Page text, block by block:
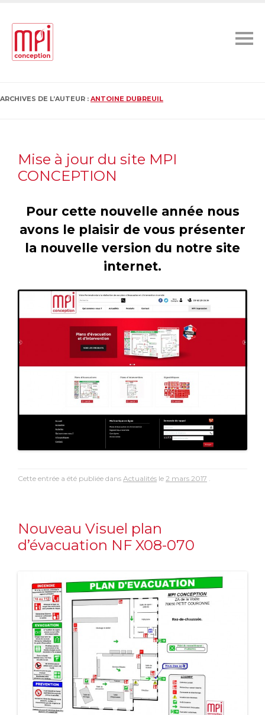
ARCHIVES DE L’AUTEUR : ANTOINE DUBREUIL
Mise à jour du site MPI
CONCEPTION
Pour cette nouvelle année nous
avons le plaisir de vous présenter
la nouvelle version du notre site
internet.
Cette entrée a été publiée dans Actualités le 2 mars 2017 .
Nouveau Visuel plan
d’évacuation NF X08-070